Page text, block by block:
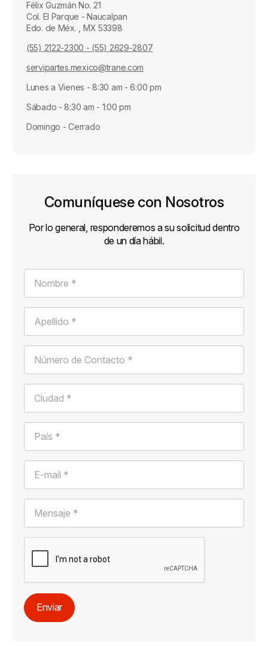
Félix Guzmán No. 21
Col. El Parque - Naucalpan
Edo. de Méx. , MX 53398
(55) 2122-2300 - (55) 2629-2807
servipartes.mexico@trane.com
Lunes a Vienes - 8:30 am - 6:00 pm
Sábado - 8:30 am - 1:00 pm
Domingo - Cerrado
Comuníquese con Nosotros
Por lo general, responderemos a su solicitud dentro
de un día hábil.
Enviar